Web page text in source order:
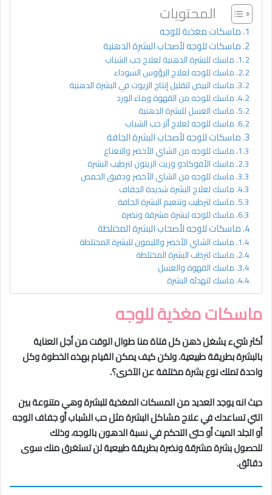
المحتويات
ماسكات مغذية للوجه
ماسكات للوجه لأصحاب البشرة الدهنية
ماسك للبشرة الدهنية لعلاج حب الشباب
ماسك للوجه لعلاج الرؤوس السوداء
ماسك البيض لتقليل إنتاج الزيوت في البشرة الدهنية
ماسك للوجه من القهوة وماء الورد
ماسك العسل للبشرة الدهنية
ماسك للوجه لعلاج أثر حب الشباب
ماسكات للوجه لأصحاب البشرة الجافة
ماسك للوجه من الشاي الأخضر والنعناع
ماسك الأفوكادو وزيت الزيتون لترطيب البشرة
ماسك للوجه من الشاي الأخضر ودقيق الحمص
ماسك لعلاج البشرة شديدة الجفاف
ماسك لترطيب وتنعيم البشرة الجافة
ماسك للوجه لبشرة مشرقة ونضرة
ماسكات للوجه لأصحاب البشرة المختلطة
ماسك الشاي الأخضر والليمون للبشرة المختلطة
ماسك لترطب البشرة المختلطة
ماسك القهوة والعسل
ماسك لتهدئة البشرة
ماسكات مغذية للوجه
أكثر شيء يشغل ذهن كل فتاة منا طوال الوقت من أجل العناية
بالبشرة بطريقة طبيعية. ولكن كيف يمكن القيام بهذه الخطوة وكل
واحدة تملك نوع بشرة مختلفة عن الآخرى؟.
حيث انه يوجد العديد من المسكات المغذية للبشرة وهي متنوعة بين
التي تساعدك في علاج مشاكل البشرة مثل حب الشباب أو جفاف الوجه
أو الجلد الميت أو حتى التحكم في نسبة الدهون بالوجه، وذلك
للحصول بشرة مشرقة ونضرة بطريقة طبيعية لن تستغرق منك سوى
دقائق.